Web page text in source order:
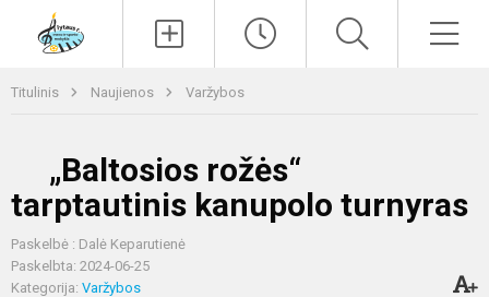
Titulinis Naujienos Varžybos
„Baltosios rožės“
tarptautinis kanupolo turnyras
Paskelbė : Dalė Keparutienė
Paskelbta: 2024-06-25
Kategorija: Varžybos